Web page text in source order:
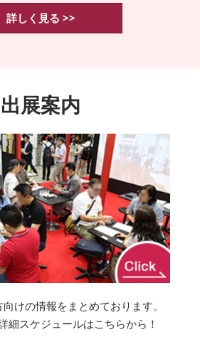
詳しく見る >>
出展案内
けの情報をまとめております。
細スケジュールはこちらから！